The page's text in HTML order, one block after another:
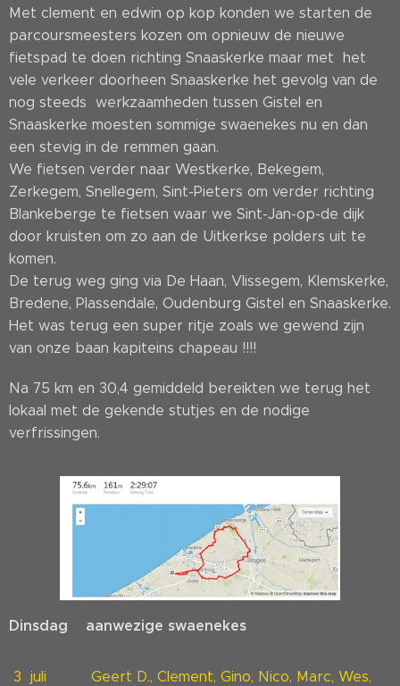
Met clement en edwin op kop konden we starten de
parcoursmeesters kozen om opnieuw de nieuwe
fietspad te doen richting Snaaskerke maar met het
vele verkeer doorheen Snaaskerke het gevolg van de
nog steeds werkzaamheden tussen Gistel en
Snaaskerke moesten sommige swaenekes nu en dan
een stevig in de remmen gaan.
We fietsen verder naar Westkerke, Bekegem,
Zerkegem, Snellegem, Sint-Pieters om verder richting
Blankeberge te fietsen waar we Sint-Jan-op-de dijk
door kruisten om zo aan de Uitkerkse polders uit te
komen.
De terug weg ging via De Haan, Vlissegem, Klemskerke,
Bredene, Plassendale, Oudenburg Gistel en Snaaskerke.
Het was terug een super ritje zoals we gewend zijn
van onze baan kapiteins chapeau !!!!
Na 75 km en 30,4 gemiddeld bereikten we terug het
lokaal met de gekende stutjes en de nodige
verfrissingen.
Dinsdag aanwezige swaenekes
3 juli Geert D., Clement, Gino, Nico, Marc, Wes,